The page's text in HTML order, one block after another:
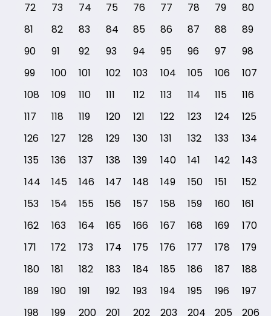
72
73 74 75 76 77 78 79
80
81
82 83 84 85 86 87 88
89
90
91 92 93 94 95 96 97
98
99
100 101 102 103 104 105 106
107
108
109 110 111 112 113 114 115
116
117
118 119 120 121 122 123 124
125
126
127 128 129 130 131 132 133
134
135
136 137 138 139 140 141 142
143
144
145 146 147 148 149 150 151
152
153
154 155 156 157 158 159 160
161
162
163 164 165 166 167 168 169
170
171
172 173 174 175 176 177 178
179
180
181 182 183 184 185 186 187
188
189
190 191 192 193 194 195 196
197
198
199 200 201 202 203 204 205
206